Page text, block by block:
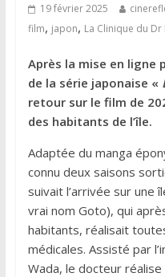
19 février 2025
film, japon, La Clinique du Dr
Après la mise en ligne
de la série japonaise «
retour sur le film de
des habitants de l’île.
Adaptée du manga
connu deux saisons
suivait l’arrivée sur une
vrai nom Goto), qui
habitants, réalisait
médicales. Assisté par
Wada, le docteur